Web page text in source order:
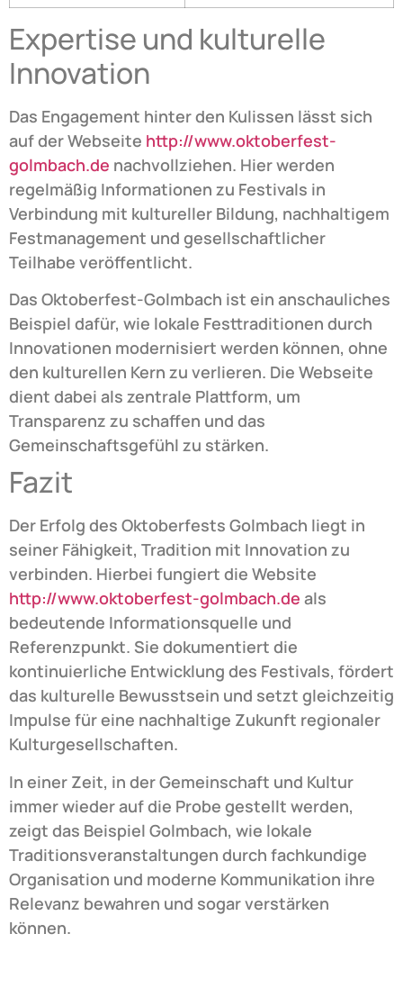
Expertise und kulturelle
Innovation
Das Engagement hinter den Kulissen lässt sich
auf der Webseite http://www.oktoberfest-
golmbach.de nachvollziehen. Hier werden
regelmäßig Informationen zu Festivals in
Verbindung mit kultureller Bildung, nachhaltigem
Festmanagement und gesellschaftlicher
Teilhabe veröffentlicht.
Das Oktoberfest-Golmbach ist ein anschauliches
Beispiel dafür, wie lokale Festtraditionen durch
Innovationen modernisiert werden können, ohne
den kulturellen Kern zu verlieren. Die Webseite
dient dabei als zentrale Plattform, um
Transparenz zu schaffen und das
Gemeinschaftsgefühl zu stärken.
Fazit
Der Erfolg des Oktoberfests Golmbach liegt in
seiner Fähigkeit, Tradition mit Innovation zu
verbinden. Hierbei fungiert die Website
http://www.oktoberfest-golmbach.de als
bedeutende Informationsquelle und
Referenzpunkt. Sie dokumentiert die
kontinuierliche Entwicklung des Festivals, fördert
das kulturelle Bewusstsein und setzt gleichzeitig
Impulse für eine nachhaltige Zukunft regionaler
Kulturgesellschaften.
In einer Zeit, in der Gemeinschaft und Kultur
immer wieder auf die Probe gestellt werden,
zeigt das Beispiel Golmbach, wie lokale
Traditionsveranstaltungen durch fachkundige
Organisation und moderne Kommunikation ihre
Relevanz bewahren und sogar verstärken
können.